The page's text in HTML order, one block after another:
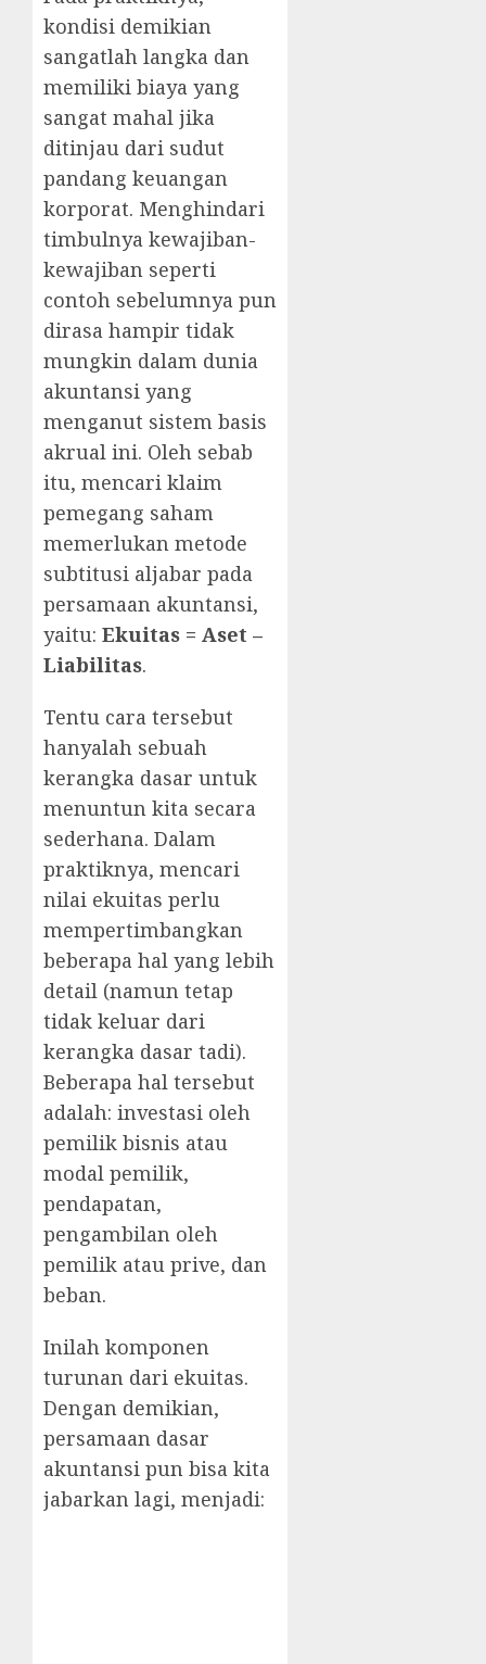
kondisi demikian
sangatlah langka dan
memiliki biaya yang
sangat mahal jika
ditinjau dari sudut
pandang keuangan
korporat. Menghindari
timbulnya kewajiban-
kewajiban seperti
contoh sebelumnya pun
dirasa hampir tidak
mungkin dalam dunia
akuntansi yang
menganut sistem basis
akrual ini. Oleh sebab
itu, mencari klaim
pemegang saham
memerlukan metode
subtitusi aljabar pada
persamaan akuntansi,
yaitu: Ekuitas = Aset –
Liabilitas.
Tentu cara tersebut
hanyalah sebuah
kerangka dasar untuk
menuntun kita secara
sederhana. Dalam
praktiknya, mencari
nilai ekuitas perlu
mempertimbangkan
beberapa hal yang lebih
detail (namun tetap
tidak keluar dari
kerangka dasar tadi).
Beberapa hal tersebut
adalah: investasi oleh
pemilik bisnis atau
modal pemilik,
pendapatan,
pengambilan oleh
pemilik atau prive, dan
beban.
Inilah komponen
turunan dari ekuitas.
Dengan demikian,
persamaan dasar
akuntansi pun bisa kita
jabarkan lagi, menjadi: